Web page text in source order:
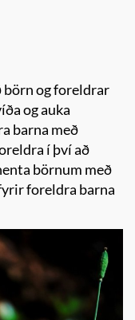
börn og foreldrar
og auka
barna með
í því að
börnum með
foreldra barna